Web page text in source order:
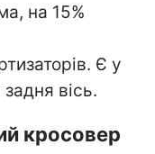
на 15%
Є у
вісь.
кросовер